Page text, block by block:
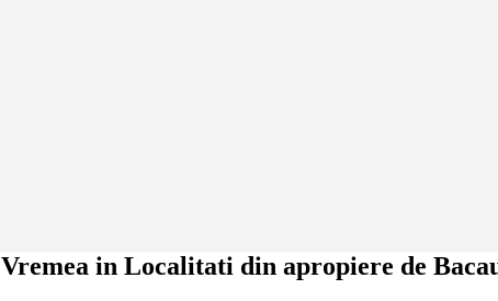
Vremea in Localitati din apropiere de